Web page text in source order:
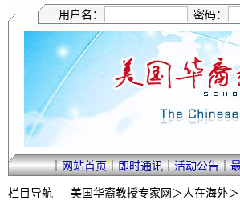
用户名： 密码：
｜网站首页｜即时通讯｜活动公告｜
栏目导航 — 美国华裔教授专家网＞人在海外＞